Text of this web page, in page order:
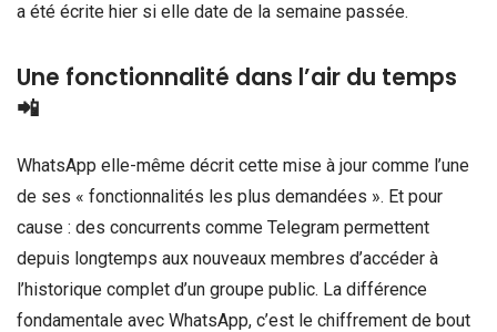
a été écrite hier si elle date de la semaine passée.
Une fonctionnalité dans l’air du temps
📲
WhatsApp elle-même décrit cette mise à jour comme l’une
de ses « fonctionnalités les plus demandées ». Et pour
cause : des concurrents comme Telegram permettent
depuis longtemps aux nouveaux membres d’accéder à
l’historique complet d’un groupe public. La différence
fondamentale avec WhatsApp, c’est le chiffrement de bout